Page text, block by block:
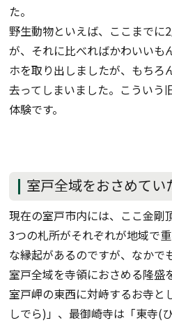
た。
野生動物といえば、ここまでに
が、それに比べればかわいいも
ホを取り出しましたが、もちろ
去ってしまいました。こういう
体験です。
室戸全域をおさめてい
現在の室戸市内には、ここ金剛
3つの札所がそれぞれが地域で
な縁起があるのですが、なかで
室戸全域を寺領におさめる隆盛
室戸岬の東西に対峙するお寺と
しでら)」、最御崎寺は「東寺(